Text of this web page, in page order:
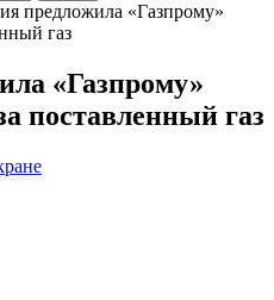
предложила «Газпрому»
газ
«Газпрому»
поставленный газ